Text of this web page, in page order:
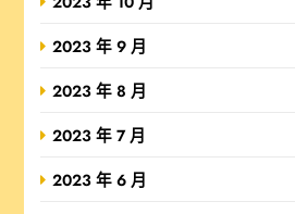
2023 年 9 月
2023 年 8 月
2023 年 7 月
2023 年 6 月